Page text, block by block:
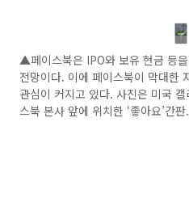
▲페이스북은 IPO와 보유 현금 등
전망이다. 이에 페이스북이 막대한
관심이 커지고 있다. 사진은 미국
스북 본사 앞에 위치한 ‘좋아요’간